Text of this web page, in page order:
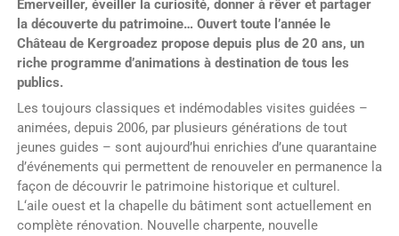
Émerveiller, éveiller la curiosité, donner à rêver et partager
la découverte du patrimoine… Ouvert toute l’année le
Château de Kergroadez propose depuis plus de 20 ans, un
riche programme d’animations à destination de tous les
publics.
Les toujours classiques et indémodables visites guidées –
animées, depuis 2006, par plusieurs générations de tout
jeunes guides – sont aujourd’hui enrichies d’une quarantaine
d’événements qui permettent de renouveler en permanence la
façon de découvrir le patrimoine historique et culturel.
L‘aile ouest et la chapelle du bâtiment sont actuellement en
complète rénovation. Nouvelle charpente, nouvelle